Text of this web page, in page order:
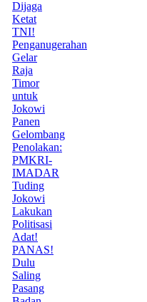
Dijaga
Ketat
TNI!
Penganugerahan
Gelar
Raja
Timor
untuk
Jokowi
Panen
Gelombang
Penolakan:
PMKRI-
IMADAR
Tuding
Jokowi
Lakukan
Politisasi
Adat!
PANAS!
Dulu
Saling
Pasang